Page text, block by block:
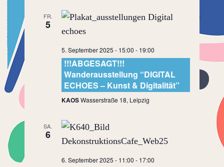
FR.
5
5. September 2025 - 15:00 - 19:00
!!!ABGESAGT!!!
Wanderausstellung “DIGITAL
ECHOES – Kunst & Digitalität”
KAOSWasserstraße 18, Leipzig
SA.
6
6. September 2025 - 11:00 - 17:00